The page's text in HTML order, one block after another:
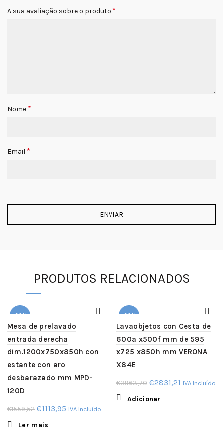
A sua avaliação sobre o produto *
Nome *
Email *
PRODUTOS RELACIONADOS
-29%
SOLD
OUT
Mesa de prelavado
entrada derecha
dim.1200x750x850h con
estante con aro
desbarazado mm MPD-
120D
€1559,52 O
preço
€1113,95 OIVA Incluído
Ler mais
-29%
Lavaobjetos con Cesta de
600a x500f mm de 595
x725 x850h mm VERONA
X84E
€3963,70 O
€2831,21 OIVA Incluído
Adicionar